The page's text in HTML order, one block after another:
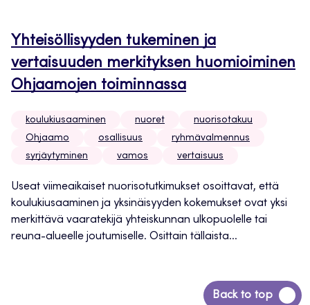
Yhteisöllisyyden tukeminen ja
vertaisuuden merkityksen huomioiminen
Ohjaamojen toiminnassa
koulukiusaaminen nuoret
nuorisotakuu
Ohjaamo
osallisuus
ryhmävalmennus
syrjäytyminen
vamos vertaisuus
Useat viimeaikaiset nuorisotutkimukset osoittavat, että
koulukiusaaminen ja yksinäisyyden kokemukset ovat yksi
merkittävä vaaratekijä yhteiskunnan ulkopuolelle tai
reuna-alueelle joutumiselle. Osittain tällaista...
Back to top
Siirry